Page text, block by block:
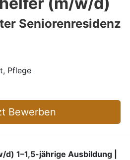
Seniorenresidenz
Pflege
Bewerben
1–1,5-jährige Ausbildung |